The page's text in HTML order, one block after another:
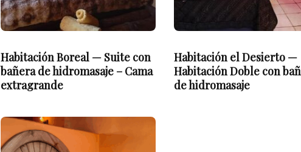
Habitación Boreal — Suite con
bañera de hidromasaje – Cama
extragrande
Habitación el Desierto —
Habitación Doble con
de hidromasaje